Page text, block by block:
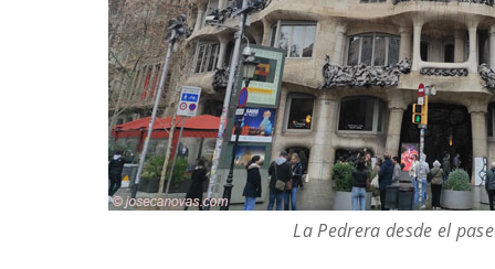
La Pedrera desde el